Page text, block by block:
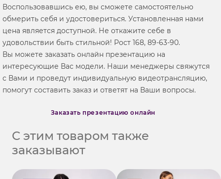
Воспользовавшись ею, вы сможете самостоятельно
обмерить себя и удостовериться. Установленная нами
цена является доступной. Не откажите себе в
удовольствии быть стильной! Рост 168, 89-63-90.
Вы можете заказать онлайн презентацию на
интересующие Вас модели. Наши менеджеры свяжутся
с Вами и проведут индивидуальную видеотрансляцию,
помогут составить заказ и ответят на Ваши вопросы.
Заказать презентацию онлайн
С этим товаром также
заказывают